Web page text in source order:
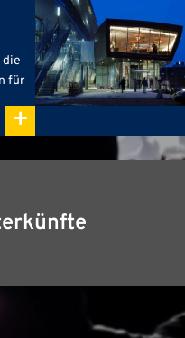
die
für
+